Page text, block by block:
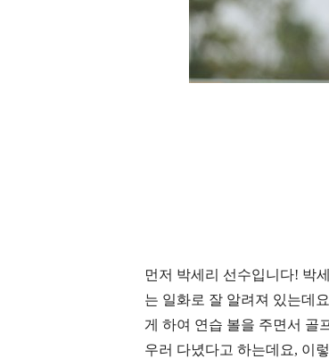
먼저 박세리 선수입니다! 박
는 일화로 잘 알려져 있는데요
게 하여 연습 볼을 주면서 골
우러 다녔다고 하는데요, 이